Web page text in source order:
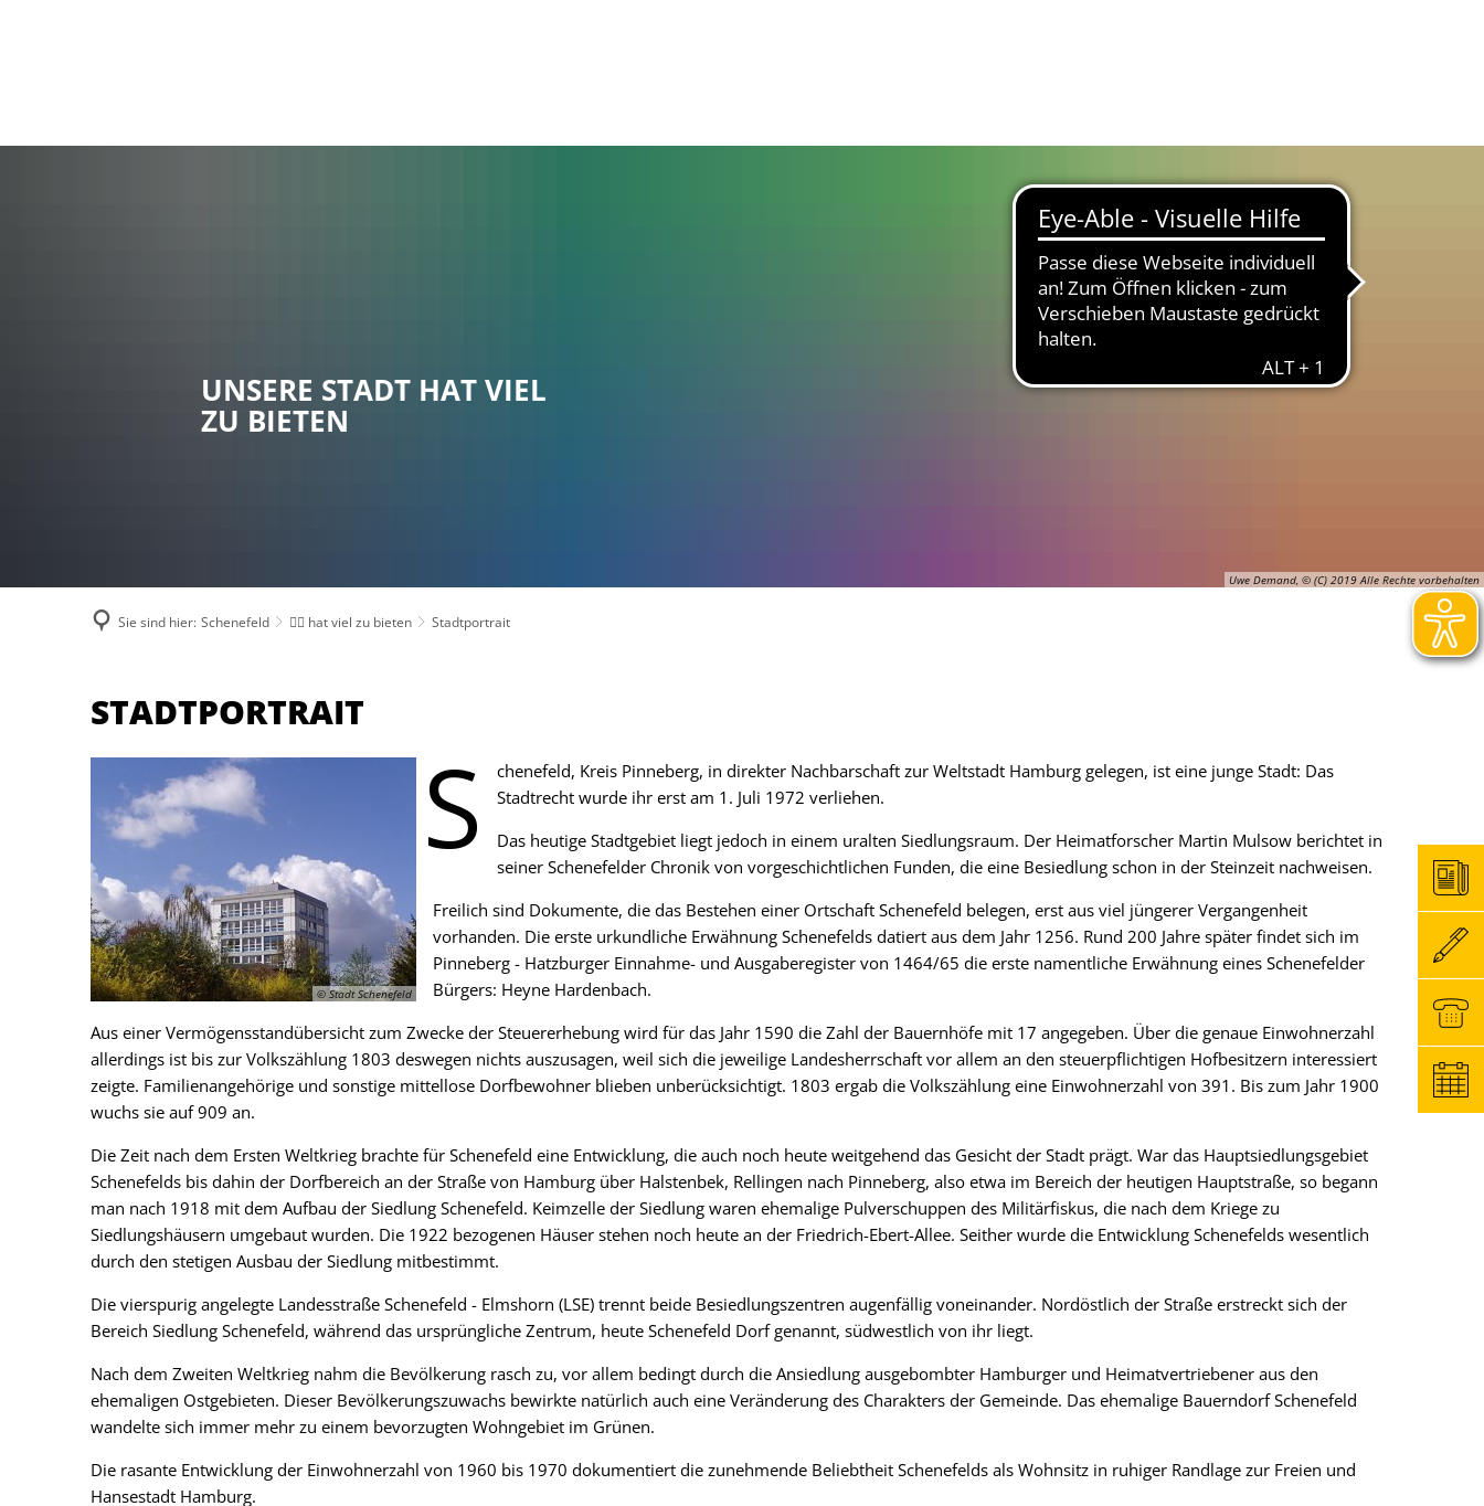
Uwe Demand, © (C) 2019 Alle Rechte vorbehalten
UNSERE STADT HAT VIEL
ZU BIETEN
Sie sind hier: Schenefeld 🙋‍♂️ hat viel zu bieten Stadtportrait
Stadtportrait
STADTPORTRAIT
© Stadt Schenefeld
S
chenefeld, Kreis Pinneberg, in direkter Nachbarschaft zur Weltstadt Hamburg gelegen, ist eine junge Stadt: Das
Stadtrecht wurde ihr erst am 1. Juli 1972 verliehen.
Das heutige Stadtgebiet liegt jedoch in einem uralten Siedlungsraum. Der Heimatforscher Martin Mulsow berichtet in
seiner Schenefelder Chronik von vorgeschichtlichen Funden, die eine Besiedlung schon in der Steinzeit nachweisen.
Freilich sind Dokumente, die das Bestehen einer Ortschaft Schenefeld belegen, erst aus viel jüngerer Vergangenheit
vorhanden. Die erste urkundliche Erwähnung Schenefelds datiert aus dem Jahr 1256. Rund 200 Jahre später findet sich im
Pinneberg - Hatzburger Einnahme- und Ausgaberegister von 1464/65 die erste namentliche Erwähnung eines Schenefelder
Bürgers: Heyne Hardenbach.
Aus einer Vermögensstandübersicht zum Zwecke der Steuererhebung wird für das Jahr 1590 die Zahl der Bauernhöfe mit 17 angegeben. Über die genaue Einwohnerzahl
allerdings ist bis zur Volkszählung 1803 deswegen nichts auszusagen, weil sich die jeweilige Landesherrschaft vor allem an den steuerpflichtigen Hofbesitzern interessiert
zeigte. Familienangehörige und sonstige mittellose Dorfbewohner blieben unberücksichtigt. 1803 ergab die Volkszählung eine Einwohnerzahl von 391. Bis zum Jahr 1900
wuchs sie auf 909 an.
Die Zeit nach dem Ersten Weltkrieg brachte für Schenefeld eine Entwicklung, die auch noch heute weitgehend das Gesicht der Stadt prägt. War das Hauptsiedlungsgebiet
Schenefelds bis dahin der Dorfbereich an der Straße von Hamburg über Halstenbek, Rellingen nach Pinneberg, also etwa im Bereich der heutigen Hauptstraße, so begann
man nach 1918 mit dem Aufbau der Siedlung Schenefeld. Keimzelle der Siedlung waren ehemalige Pulverschuppen des Militärfiskus, die nach dem Kriege zu
Siedlungshäusern umgebaut wurden. Die 1922 bezogenen Häuser stehen noch heute an der Friedrich-Ebert-Allee. Seither wurde die Entwicklung Schenefelds wesentlich
durch den stetigen Ausbau der Siedlung mitbestimmt.
Die vierspurig angelegte Landesstraße Schenefeld - Elmshorn (LSE) trennt beide Besiedlungszentren augenfällig voneinander. Nordöstlich der Straße erstreckt sich der
Bereich Siedlung Schenefeld, während das ursprüngliche Zentrum, heute Schenefeld Dorf genannt, südwestlich von ihr liegt.
Nach dem Zweiten Weltkrieg nahm die Bevölkerung rasch zu, vor allem bedingt durch die Ansiedlung ausgebombter Hamburger und Heimatvertriebener aus den
ehemaligen Ostgebieten. Dieser Bevölkerungszuwachs bewirkte natürlich auch eine Veränderung des Charakters der Gemeinde. Das ehemalige Bauerndorf Schenefeld
wandelte sich immer mehr zu einem bevorzugten Wohngebiet im Grünen.
Die rasante Entwicklung der Einwohnerzahl von 1960 bis 1970 dokumentiert die zunehmende Beliebtheit Schenefelds als Wohnsitz in ruhiger Randlage zur Freien und
Hansestadt Hamburg.